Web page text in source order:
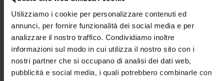
Utilizziamo i cookie per personalizzare contenuti ed
annunci, per fornire funzionalità dei social media e per
analizzare il nostro traffico. Condividiamo inoltre
informazioni sul modo in cui utilizza il nostro sito con i
nostri partner che si occupano di analisi dei dati web,
pubblicità e social media, i quali potrebbero combinarle con
La loro straordinaria capacità di ascolto, unita a
un’elevata professionalità, rende ogni interazione
efficace e costruttiva.
L’intera struttura si distingue per disponibilità e tempestività,
garantendo risposte rapide e puntuali a qualsiasi
necessità.